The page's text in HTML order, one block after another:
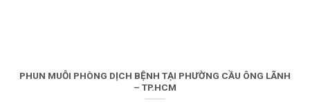
PHUN MUỖI PHÒNG DỊCH BỆNH TẠI PHƯỜNG CẦU ÔNG LÃNH
– TP.HCM